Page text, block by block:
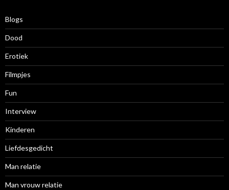
Blogs
Dood
Erotiek
Filmpjes
Fun
Interview
Kinderen
Liefdesgedicht
Man relatie
Man vrouw relatie